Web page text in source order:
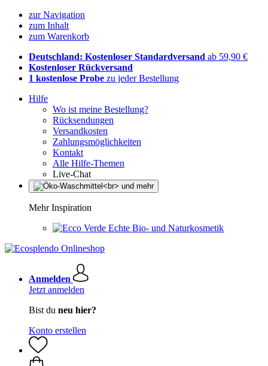
zur Navigation
zum Inhalt
zum Warenkorb
Deutschland: Kostenloser Standardversand ab 59,90 €
Kostenloser Rückversand
1 kostenlose Probe zu jeder Bestellung
Hilfe
Wo ist meine Bestellung?
Rücksendungen
Versandkosten
Zahlungsmöglichkeiten
Kontakt
Alle Hilfe-Themen
Live-Chat
Mehr Inspiration
Echte Bio- und Naturkosmetik
Anmelden
Jetzt anmelden
Bist du neu hier?
Konto erstellen